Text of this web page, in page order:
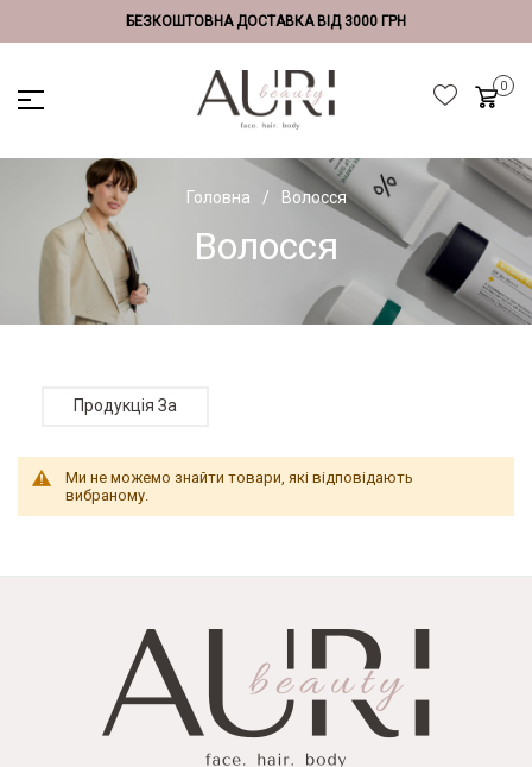
БЕЗКОШТОВНА ДОСТАВКА ВІД 3000 ГРН
Головна Волосся
Волосся
Ми не можемо знайти товари, які відповідають
вибраному.
Продукція За